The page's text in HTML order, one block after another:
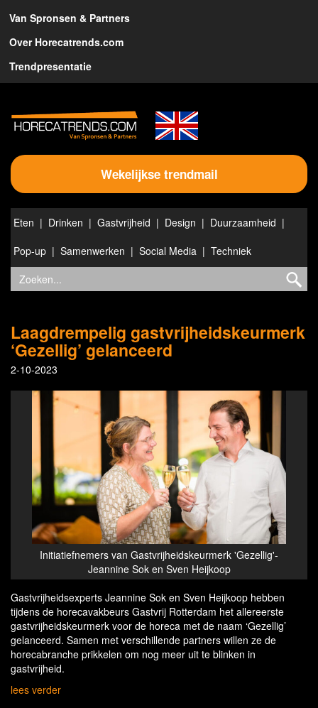
Van Spronsen & Partners
Over Horecatrends.com
Trendpresentatie
Wekelijkse trendmail
Eten Drinken Gastvrijheid Design
Duurzaamheid
Pop-up
Samenwerken Social Media Techniek
Laagdrempelig gastvrijheidskeurmerk
‘Gezellig’ gelanceerd
2-10-2023
Initiatiefnemers van Gastvrijheidskeurmerk 'Gezellig'-
Jeannine Sok en Sven Heijkoop
Gastvrijheidsexperts Jeannine Sok en Sven Heijkoop hebben
tijdens de horecavakbeurs Gastvrij Rotterdam het allereerste
gastvrijheidskeurmerk voor de horeca met de naam ‘Gezellig’
gelanceerd. Samen met verschillende partners willen ze de
horecabranche prikkelen om nog meer uit te blinken in
gastvrijheid.
lees verder